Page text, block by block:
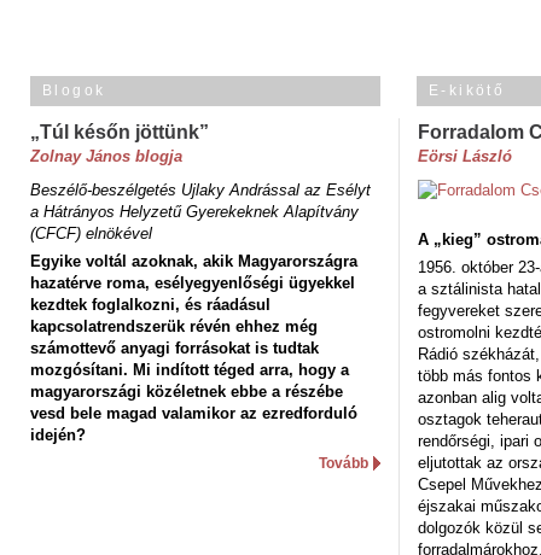
Blogok
„Túl későn jöttünk”
Zolnay János blogja
Beszélő-beszélgetés Ujlaky Andrással az Esélyt
a Hátrányos Helyzetű Gyerekeknek Alapítvány
(CFCF) elnökével
Egyike voltál azoknak, akik Magyarországra
hazatérve roma, esélyegyenlőségi ügyekkel
kezdtek foglalkozni, és ráadásul
kapcsolatrendszerük révén ehhez még
számottevő anyagi forrásokat is tudtak
mozgósítani. Mi indított téged arra, hogy a
magyarországi közéletnek ebbe a részébe
vesd bele magad valamikor az ezredforduló
idején?
Tovább
E-kikötő
Forradalom
Eörsi László
A „kieg”
1956. október
a sztálinista
fegyvereket
ostromolni
Rádió
több más fontos
azonban alig
osztagok
rendőrségi, ipari
eljutottak az
Csepel
éjszakai
dolgozók közül